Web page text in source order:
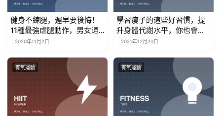
健身不練腿，遲早要後悔！
11種最強虐腿動作，男女通
用2020年11月2日
學習瘦子的這些好習慣，提
升身體代謝水平，你也會擁
有易瘦體質
2021年12月20日
有氧運動 有氧運動